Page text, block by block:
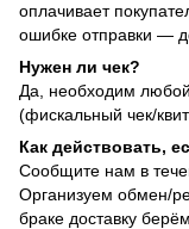
оплачивает
ошибке отправки —
Нужен ли чек?
Да, необходим
(фискальный чек/
Как действовать,
Сообщите нам в
Организуем обмен/
браке доставку